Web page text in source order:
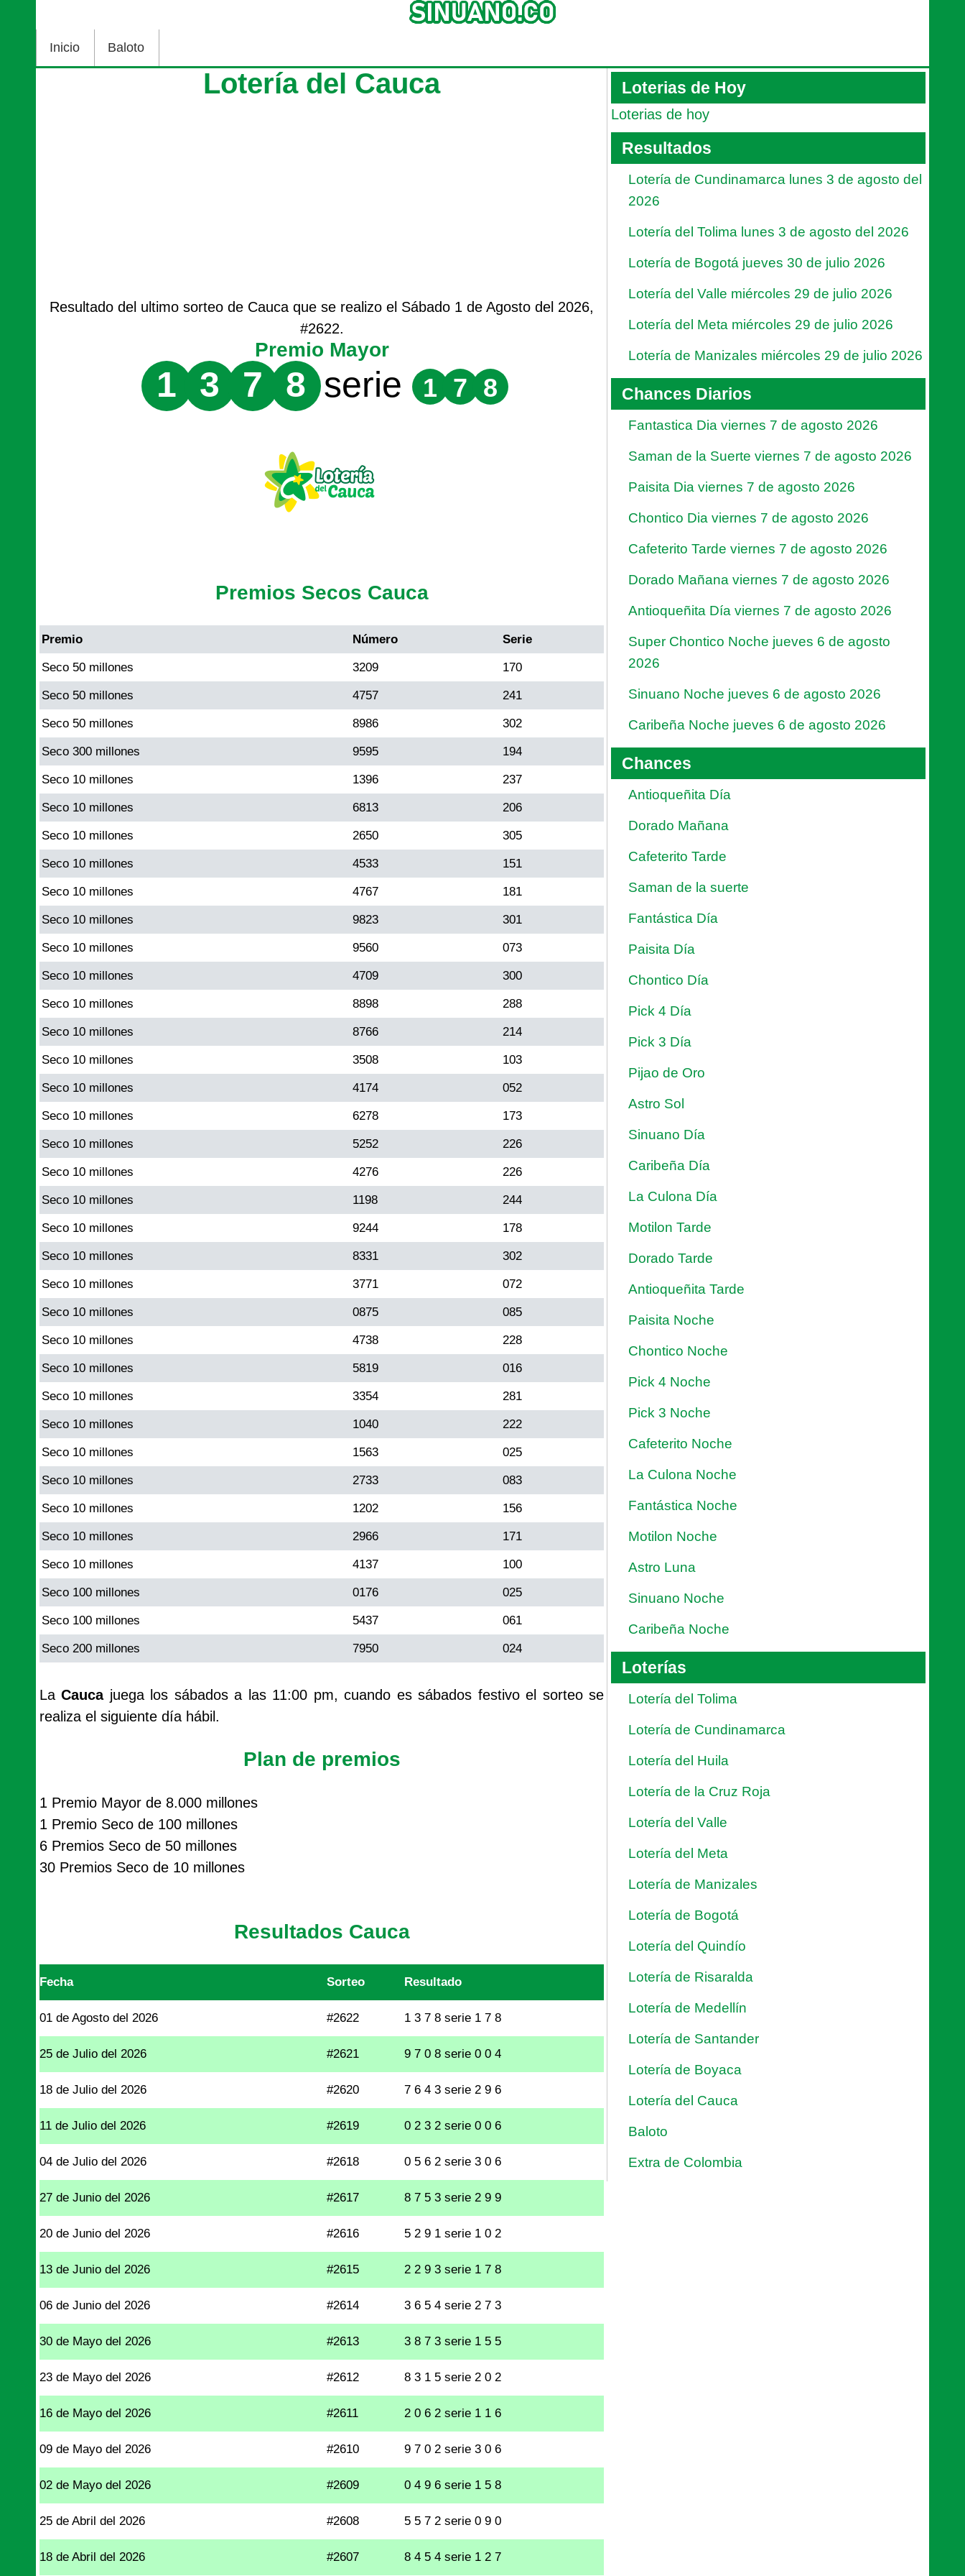
Inicio Baloto
Lotería del Cauca
Resultado del ultimo sorteo de Cauca que se realizo el Sábado 1 de Agosto del 2026,
#2622.
Premio Mayor
1 3 7 8 serie 1 7 8
Premios Secos Cauca
Premio Número Serie
Seco 50 millones 3209 170
Seco 50 millones 4757 241
Seco 50 millones 8986 302
Seco 300 millones 9595 194
Seco 10 millones 1396 237
Seco 10 millones 6813 206
Seco 10 millones 2650 305
Seco 10 millones 4533 151
Seco 10 millones 4767 181
Seco 10 millones 9823 301
Seco 10 millones 9560 073
Seco 10 millones 4709 300
Seco 10 millones 8898 288
Seco 10 millones 8766 214
Seco 10 millones 3508 103
Seco 10 millones 4174 052
Seco 10 millones 6278 173
Seco 10 millones 5252 226
Seco 10 millones 4276 226
Seco 10 millones 1198 244
Seco 10 millones 9244 178
Seco 10 millones 8331 302
Seco 10 millones 3771 072
Seco 10 millones 0875 085
Seco 10 millones 4738 228
Seco 10 millones 5819 016
Seco 10 millones 3354 281
Seco 10 millones 1040 222
Seco 10 millones 1563 025
Seco 10 millones 2733 083
Seco 10 millones 1202 156
Seco 10 millones 2966 171
Seco 10 millones 4137 100
Seco 100 millones 0176 025
Seco 100 millones 5437 061
Seco 200 millones 7950 024
LaCaucajuega los sábados a las 11:00 pm, cuando es sábados festivo el sorteo se
realiza el siguiente día hábil.
Plan de premios
1 Premio Mayor de 8.000 millones
1 Premio Seco de 100 millones
6 Premios Seco de 50 millones
30 Premios Seco de 10 millones
Resultados Cauca
Fecha Sorteo Resultado
01 de Agosto del 2026 #2622 1 3 7 8 serie 1 7 8
25 de Julio del 2026 #2621 9 7 0 8 serie 0 0 4
18 de Julio del 2026 #2620 7 6 4 3 serie 2 9 6
11 de Julio del 2026 #2619 0 2 3 2 serie 0 0 6
04 de Julio del 2026 #2618 0 5 6 2 serie 3 0 6
27 de Junio del 2026 #2617 8 7 5 3 serie 2 9 9
20 de Junio del 2026 #2616 5 2 9 1 serie 1 0 2
13 de Junio del 2026 #2615 2 2 9 3 serie 1 7 8
06 de Junio del 2026 #2614 3 6 5 4 serie 2 7 3
30 de Mayo del 2026 #2613 3 8 7 3 serie 1 5 5
23 de Mayo del 2026 #2612 8 3 1 5 serie 2 0 2
16 de Mayo del 2026 #2611 2 0 6 2 serie 1 1 6
09 de Mayo del 2026 #2610 9 7 0 2 serie 3 0 6
02 de Mayo del 2026 #2609 0 4 9 6 serie 1 5 8
25 de Abril del 2026 #2608 5 5 7 2 serie 0 9 0
18 de Abril del 2026 #2607 8 4 5 4 serie 1 2 7
Loterias de Hoy
Loterias de hoy
Resultados
Lotería de Cundinamarca lunes 3 de agosto del
2026
Lotería del Tolima lunes 3 de agosto del 2026
Lotería de Bogotá jueves 30 de julio 2026
Lotería del Valle miércoles 29 de julio 2026
Lotería del Meta miércoles 29 de julio 2026
Lotería de Manizales miércoles 29 de julio 2026
Chances Diarios
Fantastica Dia viernes 7 de agosto 2026
Saman de la Suerte viernes 7 de agosto 2026
Paisita Dia viernes 7 de agosto 2026
Chontico Dia viernes 7 de agosto 2026
Cafeterito Tarde viernes 7 de agosto 2026
Dorado Mañana viernes 7 de agosto 2026
Antioqueñita Día viernes 7 de agosto 2026
Super Chontico Noche jueves 6 de agosto
2026
Sinuano Noche jueves 6 de agosto 2026
Caribeña Noche jueves 6 de agosto 2026
Chances
Antioqueñita Día
Dorado Mañana
Cafeterito Tarde
Saman de la suerte
Fantástica Día
Paisita Día
Chontico Día
Pick 4 Día
Pick 3 Día
Pijao de Oro
Astro Sol
Sinuano Día
Caribeña Día
La Culona Día
Motilon Tarde
Dorado Tarde
Antioqueñita Tarde
Paisita Noche
Chontico Noche
Pick 4 Noche
Pick 3 Noche
Cafeterito Noche
La Culona Noche
Fantástica Noche
Motilon Noche
Astro Luna
Sinuano Noche
Caribeña Noche
Loterías
Lotería del Tolima
Lotería de Cundinamarca
Lotería del Huila
Lotería de la Cruz Roja
Lotería del Valle
Lotería del Meta
Lotería de Manizales
Lotería de Bogotá
Lotería del Quindío
Lotería de Risaralda
Lotería de Medellín
Lotería de Santander
Lotería de Boyaca
Lotería del Cauca
Baloto
Extra de Colombia